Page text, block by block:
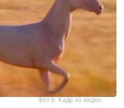
Фото: Кадр из видео